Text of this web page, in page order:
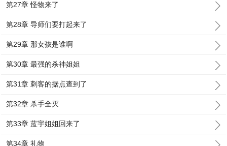
第27章 怪物来了
第28章 导师们要打起来了
第29章 那女孩是谁啊
第30章 最强的杀神姐姐
第31章 刺客的据点查到了
第32章 杀手全灭
第33章 蓝宇姐姐回来了
第34章 礼物